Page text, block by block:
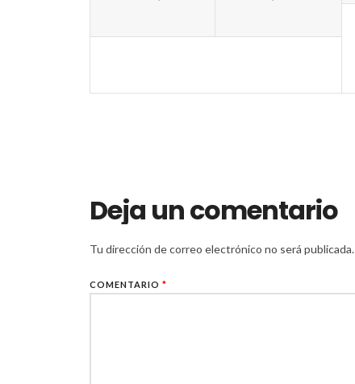
Deja un comentario
Tu dirección de correo electrónico no será publicada.
COMENTARIO *